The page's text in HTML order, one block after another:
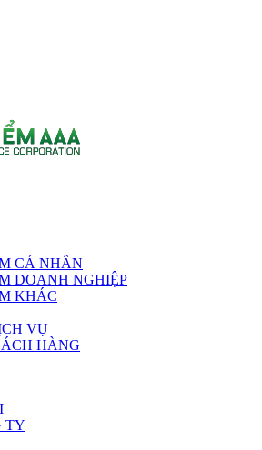
CÁ NHÂN
DOANH NGHIỆP
KHÁC
VỤ
HÀNG
TY